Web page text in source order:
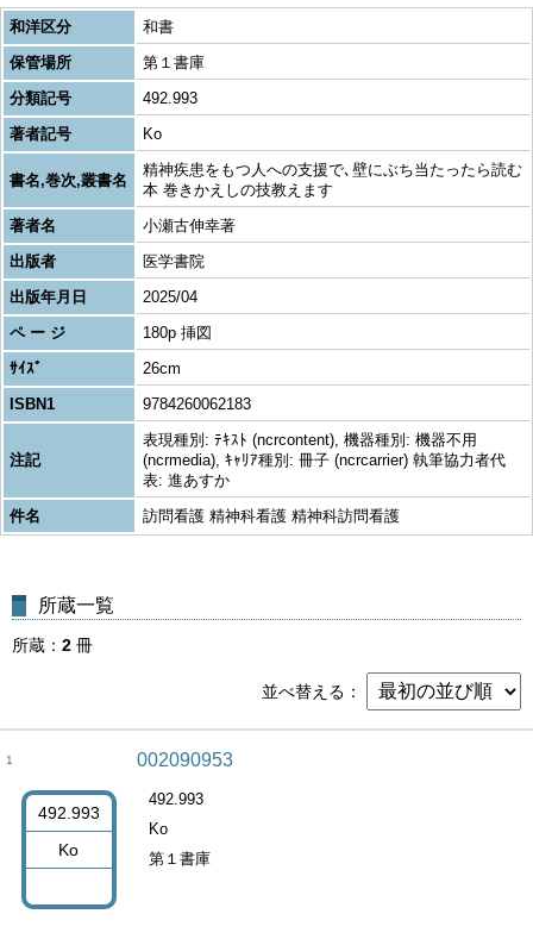
和洋区分
和書
保管場所
第１書庫
分類記号
492.993
著者記号
Ko
書名,巻次,叢書名
精神疾患をもつ人への支援で､壁にぶち当たったら読む
本 巻きかえしの技教えます
著者名
小瀬古伸幸著
出版者
医学書院
出版年月日
2025/04
ペ ー ジ
180p 挿図
ｻｲｽﾞ
26cm
ISBN1
9784260062183
注記
表現種別: ﾃｷｽﾄ (ncrcontent), 機器種別: 機器不用
(ncrmedia), ｷｬﾘｱ種別: 冊子 (ncrcarrier) 執筆協力者代
表: 進あすか
件名
訪問看護 精神科看護 精神科訪問看護
所蔵一覧
所蔵 2 冊
並べ替える
1
492.993
Ko
002090953
492.993
Ko
第１書庫